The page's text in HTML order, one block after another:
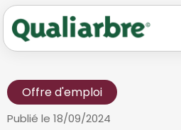
Offre d'emploi
Publié le 18/09/2024